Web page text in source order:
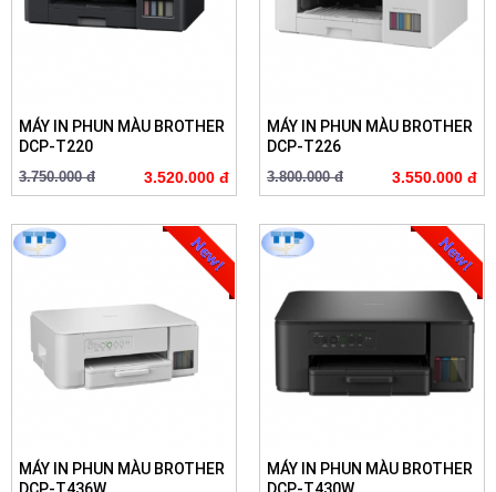
MÁY IN PHUN MÀU BROTHER
DCP-T220
3.750.000 đ 3.520.000 đ
MÁY IN PHUN MÀU BROTHER
DCP-T226
3.800.000 đ 3.550.000 đ
MÁY IN PHUN MÀU BROTHER
MÁY IN PHUN MÀU BROTHER